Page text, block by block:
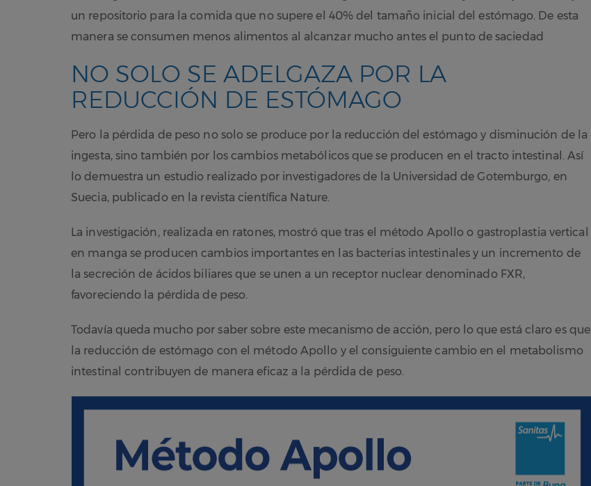
un repositorio para la comida que no supere el 40% del tamaño inicial del estómago. De esta
manera se consumen menos alimentos al alcanzar mucho antes el punto de saciedad
NO SOLO SE ADELGAZA POR LA
REDUCCIÓN DE ESTÓMAGO
Pero la pérdida de peso no solo se produce por la reducción del estómago y disminución de la
ingesta, sino también por los cambios metabólicos que se producen en el tracto intestinal. Así
lo demuestra un estudio realizado por investigadores de la Universidad de Gotemburgo, en
Suecia, publicado en la revista científica Nature.
La investigación, realizada en ratones, mostró que tras el método Apollo o gastroplastia vertical
en manga se producen cambios importantes en las bacterias intestinales y un incremento de
la secreción de ácidos biliares que se unen a un receptor nuclear denominado FXR,
favoreciendo la pérdida de peso.
Todavía queda mucho por saber sobre este mecanismo de acción, pero lo que está claro es que
la reducción de estómago con el método Apollo y el consiguiente cambio en el metabolismo
intestinal contribuyen de manera eficaz a la pérdida de peso.